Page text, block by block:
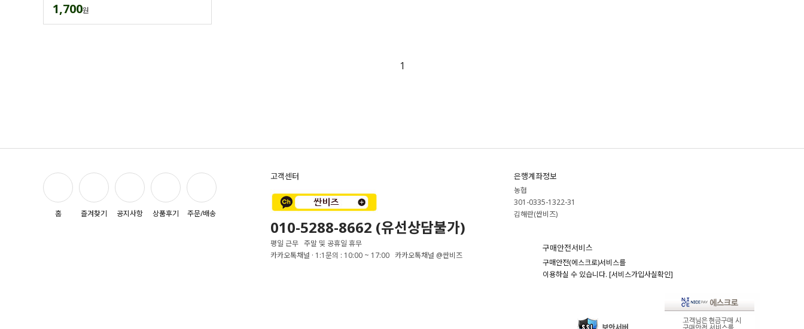
1,700원
1
홈 즐겨찾기 공지사항 상품후기 주문/배송
고객센터
010-5288-8662 (유선상담불가)
평일 근무 주말 및 공휴일 휴무
카카오톡채널 · 1:1문의 : 10:00 ~ 17:00 카카오톡채널 @싼비즈
은행계좌정보
농협
301-0335-1322-31
김해란(싼비즈)
구매안전서비스
구매안전(에스크로)서비스를
이용하실 수 있습니다. [서비스가입사실확인]